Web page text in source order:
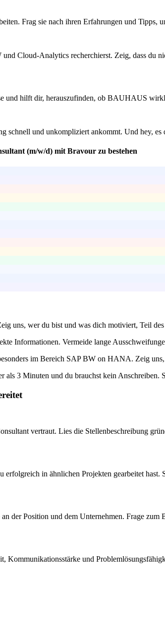
Frag sie nach ihren Erfahrungen und Tipps,
Cloud-Analytics recherchierst. Zeig, dass du
und hilft dir, herauszufinden, ob BAUHAUS
schnell und unkompliziert ankommt. Und hey,
(m/w/d) mit Bravour zu bestehen
uns, wer du bist und was dich motiviert, Teil
Informationen. Vermeide lange
im Bereich SAP BW on HANA. Zeig
3 Minuten und du brauchst kein Anschreiben.
vertraut. Lies die Stellenbeschreibung
in ähnlichen Projekten gearbeitet
der Position und dem Unternehmen. Frage
und